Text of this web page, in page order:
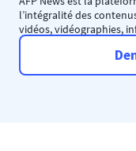
l’intégralité des
vidéos, vidéographies,